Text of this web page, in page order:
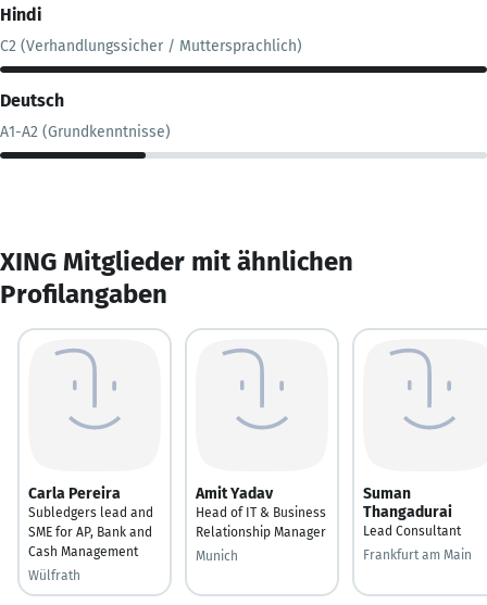
Hindi
C2 (Verhandlungssicher / Muttersprachlich)
Deutsch
A1-A2 (Grundkenntnisse)
XING Mitglieder mit ähnlichen
Profilangaben
Carla Pereira
Subledgers lead and
SME for AP, Bank and
Cash Management
Wülfrath
Amit Yadav
Head of IT & Business
Relationship Manager
Munich
Suman
Thangadurai
Lead Consultant
Frankfurt am Main